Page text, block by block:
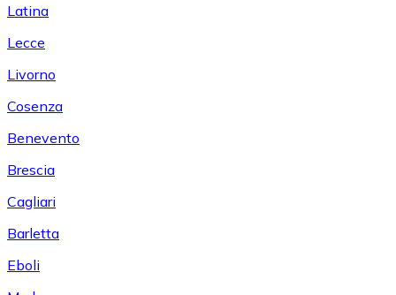
Latina
Lecce
Livorno
Cosenza
Benevento
Brescia
Cagliari
Barletta
Eboli